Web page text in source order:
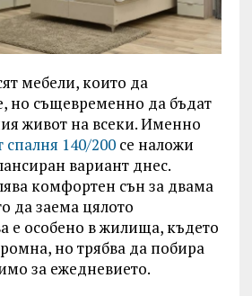
мебели, които да
но същевременно да бъдат
живот на всеки. Именно
140/200се наложи
вариант днес.
комфортен сън за двама
да заема цялото
е особено в жилища, където
но трябва да побира
за ежедневието.